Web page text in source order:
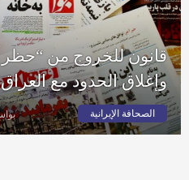
قانون للخروج من “حظر
وإغلاق الحدود مع العراق
الصحافة الإيرانية